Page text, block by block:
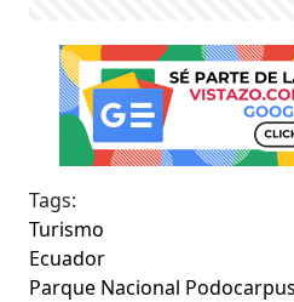
Tags:
Turismo
Ecuador
Parque Nacional Podocarpus